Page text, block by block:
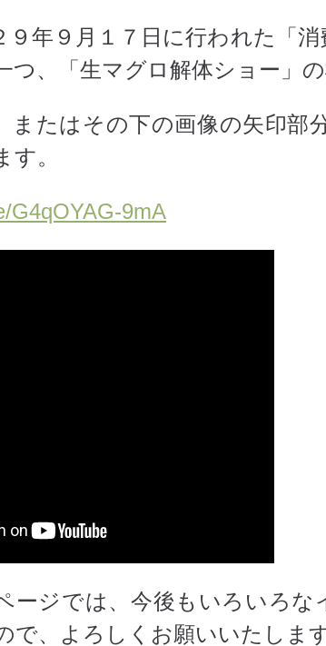
９年９月１７日に行われた「
つ、「生マグロ解体ショー」
またはその下の画像の矢印部
。
G4qOYAG-9mA
ージでは、今後もいろいろな
で、よろしくお願いいたします